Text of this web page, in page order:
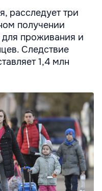
расследует три
получении
для проживания и
Следствие
1,4 млн